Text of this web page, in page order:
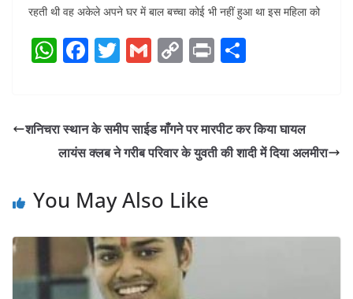
रहती थी वह अकेले अपने घर में बाल बच्चा कोई भी नहीं हुआ था इस महिला को
W
s
A
p
F
e
b
o
T
er
G
l
C
y
Li
k
Pr
e
शनिचरा स्थान के समीप साईड माँगने पर मारपीट कर किया घायल
लायंस क्लब ने गरीब परिवार के युवती की शादी में दिया अलमीरा
You May Also Like